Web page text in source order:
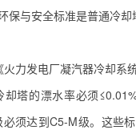
保与安全标准是普通冷却
力发电厂凝汽器冷却系
却塔的漂水率必须
须达到C5-M级。这些